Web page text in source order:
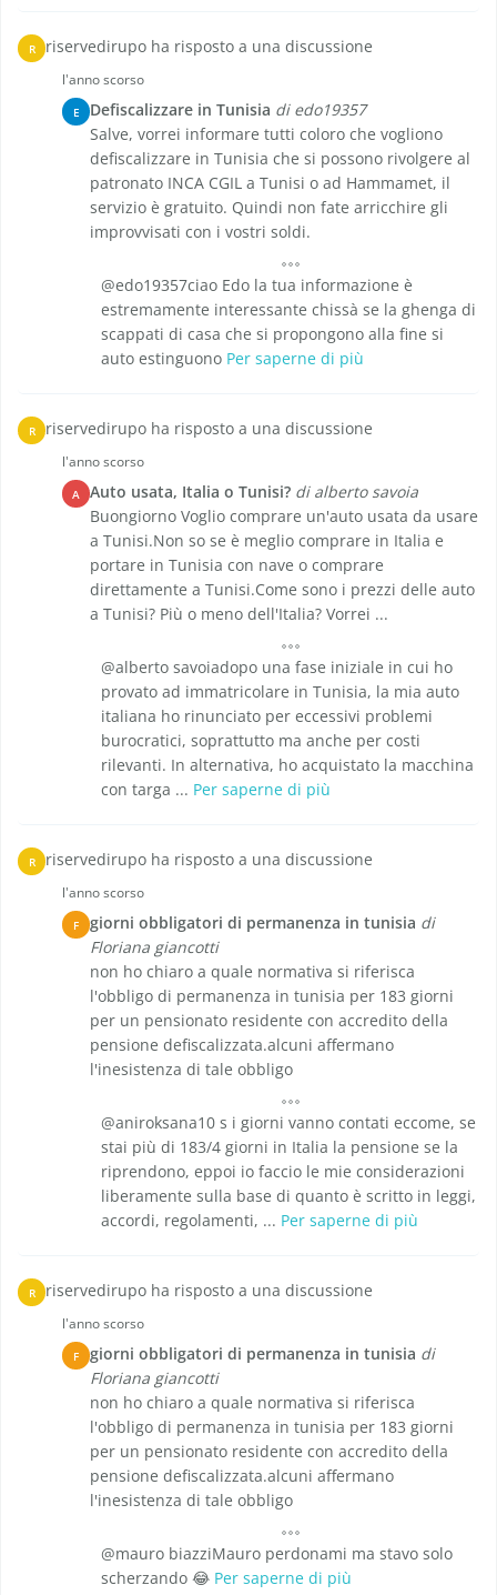
R riservedirupo ha risposto a una discussione
l'anno scorso
E Defiscalizzare in Tunisia di edo19357
Salve, vorrei informare tutti coloro che vogliono
defiscalizzare in Tunisia che si possono rivolgere al
patronato INCA CGIL a Tunisi o ad Hammamet, il
servizio è gratuito. Quindi non fate arricchire gli
improvvisati con i vostri soldi.
@edo19357ciao Edo la tua informazione è
estremamente interessante chissà se la ghenga di
scappati di casa che si propongono alla fine si
auto estinguono Per saperne di più
R riservedirupo ha risposto a una discussione
l'anno scorso
A Auto usata, Italia o Tunisi? di alberto savoia
Buongiorno Voglio comprare un'auto usata da usare
a Tunisi.Non so se è meglio comprare in Italia e
portare in Tunisia con nave o comprare
direttamente a Tunisi.Come sono i prezzi delle auto
a Tunisi? Più o meno dell'Italia? Vorrei ...
@alberto savoiadopo una fase iniziale in cui ho
provato ad immatricolare in Tunisia, la mia auto
italiana ho rinunciato per eccessivi problemi
burocratici, soprattutto ma anche per costi
rilevanti. In alternativa, ho acquistato la macchina
con targa ... Per saperne di più
R riservedirupo ha risposto a una discussione
l'anno scorso
F giorni obbligatori di permanenza in tunisia di
Floriana giancotti
non ho chiaro a quale normativa si riferisca
l'obbligo di permanenza in tunisia per 183 giorni
per un pensionato residente con accredito della
pensione defiscalizzata.alcuni affermano
l'inesistenza di tale obbligo
@aniroksana10 s i giorni vanno contati eccome, se
stai più di 183/4 giorni in Italia la pensione se la
riprendono, eppoi io faccio le mie considerazioni
liberamente sulla base di quanto è scritto in leggi,
accordi, regolamenti, ... Per saperne di più
R riservedirupo ha risposto a una discussione
l'anno scorso
F giorni obbligatori di permanenza in tunisia di
Floriana giancotti
non ho chiaro a quale normativa si riferisca
l'obbligo di permanenza in tunisia per 183 giorni
per un pensionato residente con accredito della
pensione defiscalizzata.alcuni affermano
l'inesistenza di tale obbligo
@mauro biazziMauro perdonami ma stavo solo
scherzando 😂 Per saperne di più